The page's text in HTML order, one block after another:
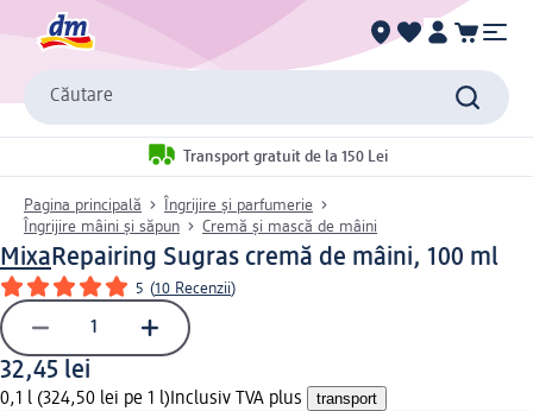
Căutare
Transport gratuit de la 150 Lei
Pagina principală
Îngrijire și parfumerie
Îngrijire mâini și săpun
Cremă și mască de mâini
MixaRepairing Sugras cremă de mâini, 100 ml
5 (10 Recenzii)
32,45 lei
0,1 l (324,50 lei pe 1 l) Inclusiv TVA plus transport